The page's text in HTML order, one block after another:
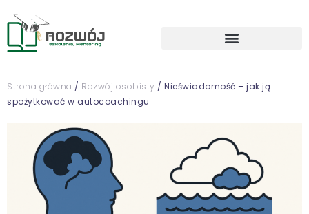
Strona główna / Rozwój osobisty / Nieświadomość – jak ją
spożytkować w autocoachingu